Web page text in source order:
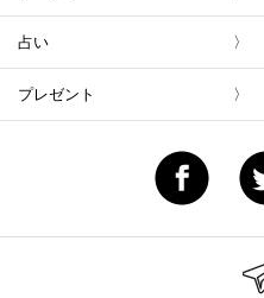
占い
プレゼント